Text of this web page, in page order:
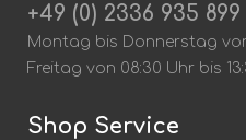
+49 (0) 2336 935 899
Montag bis Donnerstag
Freitag von 08:30 Uhr bis
Shop Service